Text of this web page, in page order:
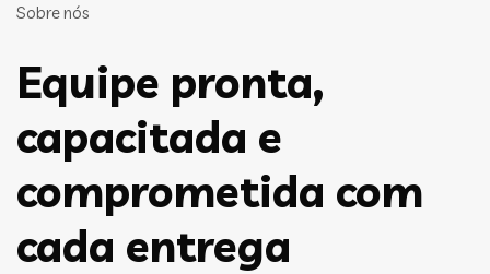
Sobre nós
Equipe pronta,
capacitada e
comprometida com
cada entrega